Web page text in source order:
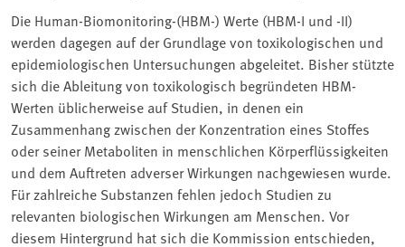
Die Human-Biomonitoring-(HBM-) Werte (HBM-I und -II)
werden dagegen auf der Grundlage von toxikologischen und
epidemiologischen Untersuchungen abgeleitet. Bisher stützte
sich die Ableitung von toxikologisch begründeten HBM-
Werten üblicherweise auf Studien, in denen ein
Zusammenhang zwischen der Konzentration eines Stoffes
oder seiner Metaboliten in menschlichen Körperflüssigkeiten
und dem Auftreten adverser Wirkungen nachgewiesen wurde.
Für zahlreiche Substanzen fehlen jedoch Studien zu
relevanten biologischen Wirkungen am Menschen. Vor
diesem Hintergrund hat sich die Kommission entschieden,